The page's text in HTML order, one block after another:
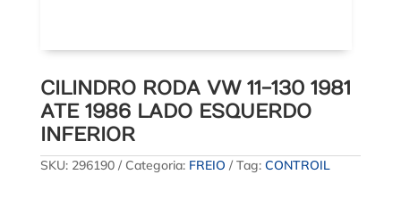
CILINDRO RODA VW 11-130 1981
ATE 1986 LADO ESQUERDO
INFERIOR
SKU: 296190 Categoria: FREIO Tag: CONTROIL